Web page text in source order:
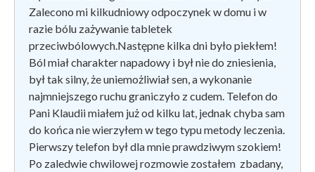
Zalecono mi kilkudniowy odpoczynek w domu i w
razie bólu zażywanie tabletek
przeciwbólowych.Następne kilka dni było piekłem!
Ból miał charakter napadowy i był nie do zniesienia,
był tak silny, że uniemożliwiał sen, a wykonanie
najmniejszego ruchu graniczyło z cudem. Telefon do
Pani Klaudii miałem już od kilku lat, jednak chyba sam
do końca nie wierzyłem w tego typu metody leczenia.
Pierwszy telefon był dla mnie prawdziwym szokiem!
Po zaledwie chwilowej rozmowie zostałem zbadany,